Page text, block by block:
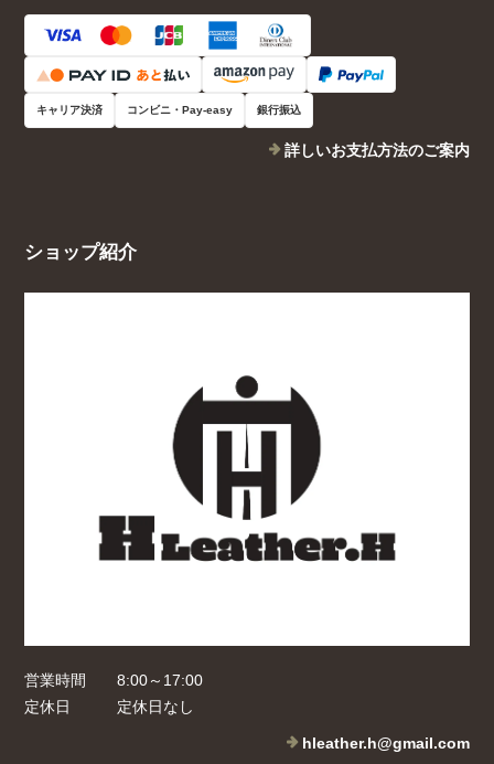
キャリア決済 コンビニ・Pay-easy 銀行振込
詳しいお支払方法のご案内
ショップ紹介
営業時間
8:00～17:00
定休日
定休日なし
hleather.h@gmail.com